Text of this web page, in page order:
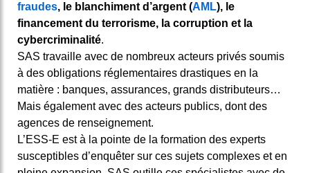
fraudes, le blanchiment d’argent (AML), le
financement du terrorisme, la corruption et la
cybercriminalité.
SAS travaille avec de nombreux acteurs privés soumis
à des obligations réglementaires drastiques en la
matière : banques, assurances, grands distributeurs…
Mais également avec des acteurs publics, dont des
agences de renseignement.
L’ESS-E est à la pointe de la formation des experts
susceptibles d’enquêter sur ces sujets complexes et en